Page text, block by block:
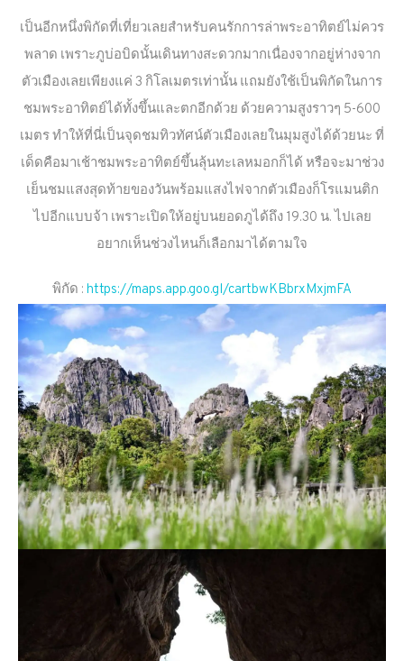
เป็นอีกหนึ่งพิกัดที่เที่ยวเลยสำหรับคนรักการล่าพระอาทิตย์ไม่ควร
พลาด เพราะภูบ่อบิดนั้นเดินทางสะดวกมากเนื่องจากอยู่ห่างจาก
ตัวเมืองเลยเพียงแค่ 3 กิโลเมตรเท่านั้น แถมยังใช้เป็นพิกัดในการ
ชมพระอาทิตย์ได้ทั้งขึ้นและตกอีกด้วย ด้วยความสูงราวๆ 5-600
เมตร ทำให้ที่นี่เป็นจุดชมทิวทัศน์ตัวเมืองเลยในมุมสูงได้ด้วยนะ ที่
เด็ดคือมาเช้าชมพระอาทิตย์ขึ้นลุ้นทะเลหมอกก็ได้ หรือจะมาช่วง
เย็นชมแสงสุดท้ายของวันพร้อมแสงไฟจากตัวเมืองก็โรแมนติก
ไปอีกแบบจ้า เพราะเปิดให้อยู่บนยอดภูได้ถึง 19.30 น. ไปเลย
อยากเห็นช่วงไหนก็เลือกมาได้ตามใจ
พิกัด : https://maps.app.goo.gl/cartbwKBbrxMxjmFA